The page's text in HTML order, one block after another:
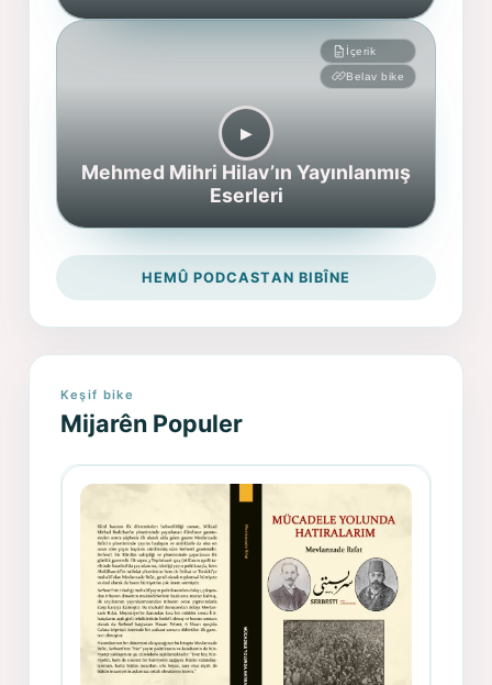
İçerik
Belav bike
▶︎
Mehmed Mihri Hilav’ın Yayınlanmış
Eserleri
HEMÛ PODCASTAN BIBÎNE
Keşif bike
Mijarên Populer